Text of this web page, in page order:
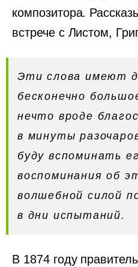
композитора.
встрече с Листом,
Эти слова имеют
бесконечно
нечто вроде
в минуты
буду вспоминать
воспоминания об
волшебной силой
в дни испытаний.
В 1874 году